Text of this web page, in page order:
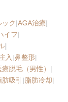
ック|AGA治療|
イフ|
|
入 |鼻整形|
療脱毛（男性） |
肪吸引 |脂肪冷却|